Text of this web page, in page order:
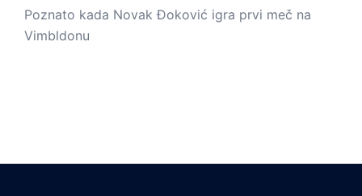
Poznato kada Novak Đoković igra prvi meč na
Vimbldonu